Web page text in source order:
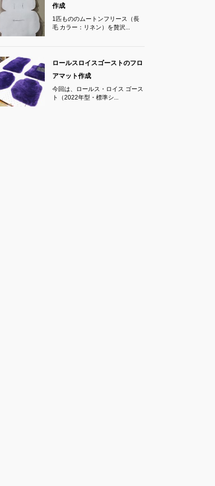
作成
1匹もののムートンフリース（長
毛 カラー：リネン）を贅沢...
ロールスロイスゴーストのフロ
アマット作成
今回は、ロールス・ロイス ゴース
ト（2022年型・標準シ...